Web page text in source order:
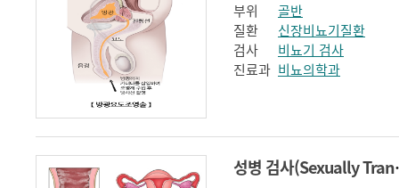
부위
골반
질환
신장비뇨기질환
검사
비뇨기 검사
진료과 비뇨의학과
성병